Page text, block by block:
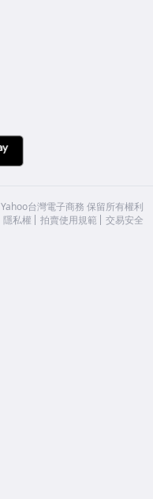
Yahoo台灣電子商務 保留所有權利
隱私權 拍賣使用規範 交易安全